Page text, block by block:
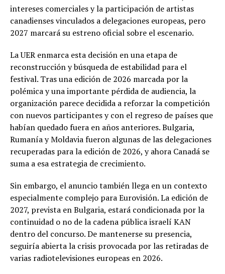
intereses comerciales y la participación de artistas
canadienses vinculados a delegaciones europeas, pero
2027 marcará su estreno oficial sobre el escenario.
La UER enmarca esta decisión en una etapa de
reconstrucción y búsqueda de estabilidad para el
festival. Tras una edición de 2026 marcada por la
polémica y una importante pérdida de audiencia, la
organización parece decidida a reforzar la competición
con nuevos participantes y con el regreso de países que
habían quedado fuera en años anteriores. Bulgaria,
Rumanía y Moldavia fueron algunas de las delegaciones
recuperadas para la edición de 2026, y ahora Canadá se
suma a esa estrategia de crecimiento.
Sin embargo, el anuncio también llega en un contexto
especialmente complejo para Eurovisión. La edición de
2027, prevista en Bulgaria, estará condicionada por la
continuidad o no de la cadena pública israelí KAN
dentro del concurso. De mantenerse su presencia,
seguiría abierta la crisis provocada por las retiradas de
varias radiotelevisiones europeas en 2026.